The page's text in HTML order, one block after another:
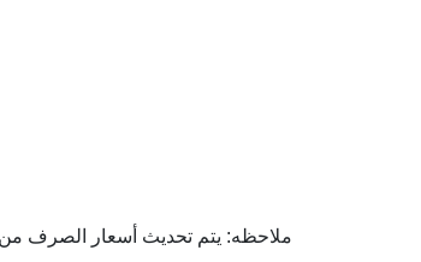
ملاحظه: يتم تحديث أسعار الصرف من